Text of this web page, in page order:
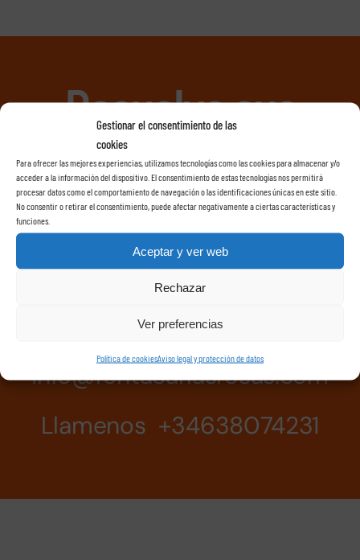
Gestionar el consentimiento de las
cookies
Para ofrecer las mejores experiencias, utilizamos tecnologías como las cookies para almacenar y/o
acceder a la información del dispositivo. El consentimiento de estas tecnologías nos permitirá
procesar datos como el comportamiento de navegación o las identificaciones únicas en este sitio.
No consentir o retirar el consentimiento, puede afectar negativamente a ciertas características y
funciones.
Aceptar y ver web
Rechazar
Ver preferencias
Política de cookiesAviso legal y protección de datos
Resuelva sus
dudas estamos
para ayudarle
info@rentacarlasrosas.com
Llamenos +34638074231